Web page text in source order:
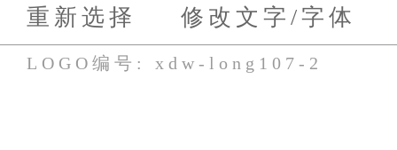
重新选择 修改文字/字体
LOGO编号: xdw-long107-2